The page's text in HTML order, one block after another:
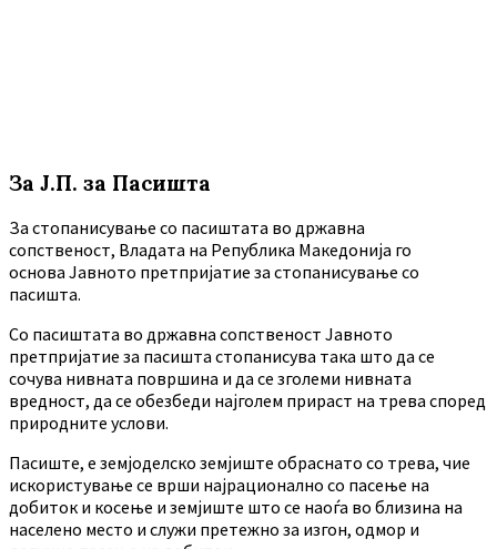
За Ј.П. за Пасишта
За стопанисување со пасиштата во државна
сопственост, Владата на Република Македонија го
основа Јавното претпријатие за стопанисување со
пасишта.
Co пасиштата во државна сопственост Јавното
претпријатие за пасишта стопанисува така што да се
сочува нивната површина и да се зголеми нивната
вредност, да се обезбеди најголем прираст на трева според
природните услови.
Пасиште, е земјоделско земјиште обраснато со трева, чие
искористување се врши најрационално со пасење на
добиток и косење и земјиште што се наоѓа во близина на
населено место и служи претежно за изгон, одмор и